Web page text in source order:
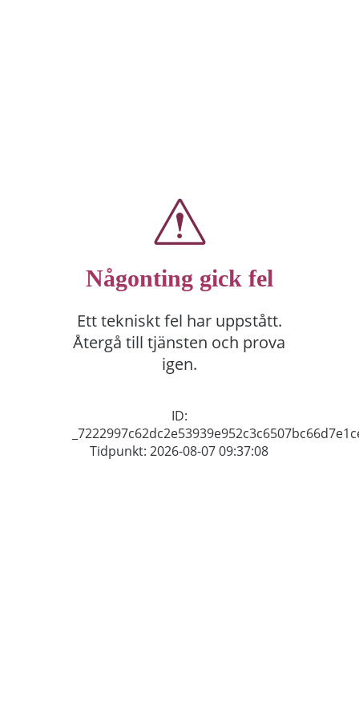
Någonting gick fel
Ett tekniskt fel har uppstått.
Återgå till tjänsten och prova
igen.
ID:
Tidpunkt: 2026-08-07 09:37:08